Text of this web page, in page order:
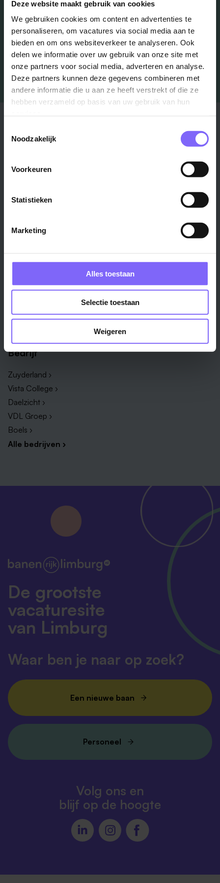
Deze website maakt gebruik van cookies
We gebruiken cookies om content en advertenties te
personaliseren, om vacatures via social media aan te
bieden en om ons websiteverkeer te analyseren. Ook
delen we informatie over uw gebruik van onze site met
onze partners voor social media, adverteren en analyse.
Deze partners kunnen deze gegevens combineren met
andere informatie die u aan ze heeft verstrekt of die ze
hebben verzameld op basis van uw gebruik van hun
Noodzakelijk
Voorkeuren
Statistieken
Marketing
Alles toestaan
Selectie toestaan
Weigeren
Job Alert instellen
Stad
Maastricht ›
Heerlen ›
Weert ›
Regio
Vakgebied
Zorg & welzijn ›
ICT ›
Verpleegkundige ›
Administratief medewerker ›
HR adviseur ›
Onderwijsassistent ›
Bedrijf
Zuyderland ›
Vista College ›
Daelzicht ›
VDL Groep ›
Boels ›
Alle bedrijven ›
De grootste
vacaturesite
van Limburg
Waar ben je naar op zoek?
Een nieuwe baan
Personeel
Volg ons en
blijf op de hoogte